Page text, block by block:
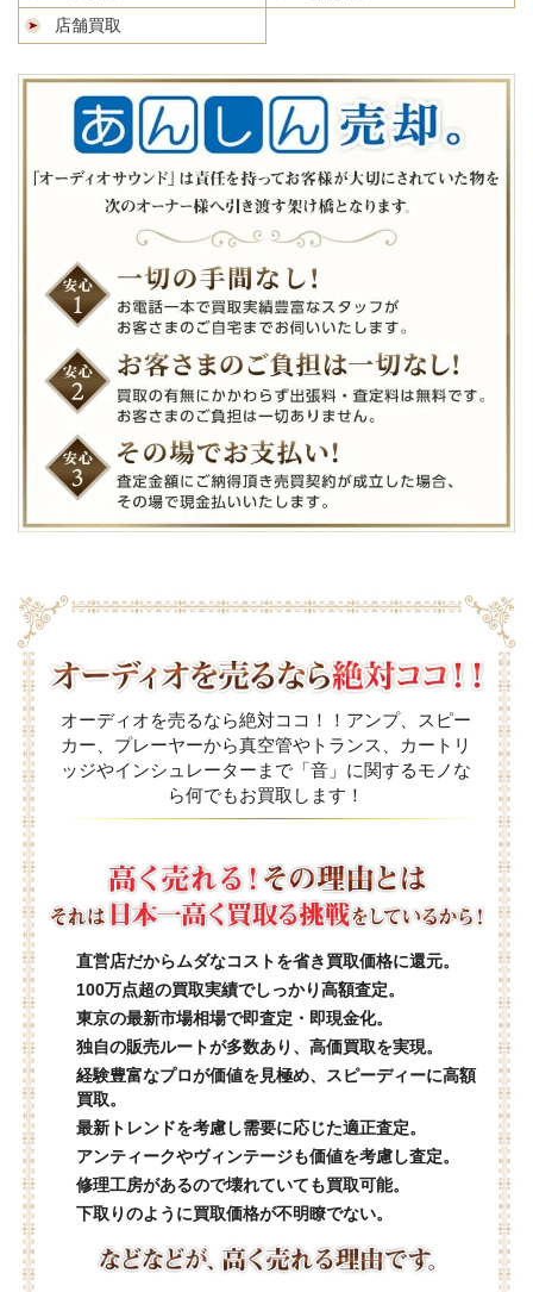
店舗買取
オーディオを売るなら絶対ココ！！アンプ、スピー
カー、プレーヤーから真空管やトランス、カートリ
ッジやインシュレーターまで「音」に関するモノな
ら何でもお買取します！
直営店だからムダなコストを省き買取価格に還元。
100万点超の買取実績でしっかり高額査定。
東京の最新市場相場で即査定・即現金化。
独自の販売ルートが多数あり、高価買取を実現。
経験豊富なプロが価値を見極め、スピーディーに高額
買取。
最新トレンドを考慮し需要に応じた適正査定。
アンティークやヴィンテージも価値を考慮し査定。
修理工房があるので壊れていても買取可能。
下取りのように買取価格が不明瞭でない。